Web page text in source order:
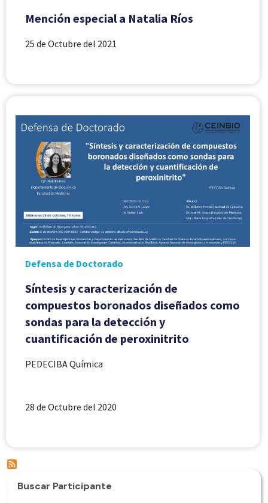
Mención especial a Natalia Ríos
25 de Octubre del 2021
Defensa de Doctorado
Síntesis y caracterización de
compuestos boronados diseñados como
sondas para la detección y
cuantificación de peroxinitrito
PEDECIBA Química
28 de Octubre del 2020
Buscar Participante